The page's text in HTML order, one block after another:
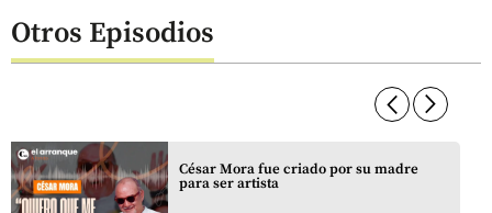
Otros Episodios
arrow_forward_ios
César Mora fue criado por su madre
para ser artista
arrow_forward_ios